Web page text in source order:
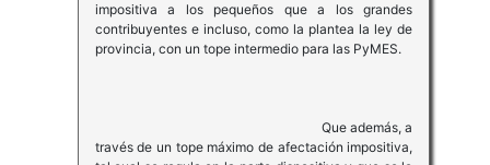
impositiva a los pequeños que a los grandes
contribuyentes e incluso, como la plantea la ley de
provincia, con un tope intermedio para las PyMES.
Que además, a
través de un tope máximo de afectación impositiva,